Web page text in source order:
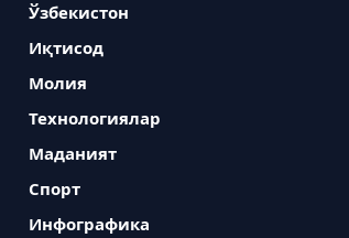
Ўзбекистон
Иқтисод
Молия
Технологиялар
Маданият
Спорт
Инфографика